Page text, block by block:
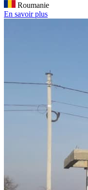
Roumanie
En savoir plus